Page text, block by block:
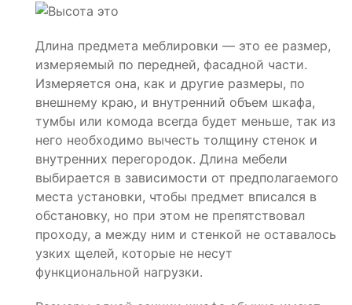
Длина предмета меблировки — это ее размер,
измеряемый по передней, фасадной части.
Измеряется она, как и другие размеры, по
внешнему краю, и внутренний объем шкафа,
тумбы или комода всегда будет меньше, так из
него необходимо вычесть толщину стенок и
внутренних перегородок. Длина мебели
выбирается в зависимости от предполагаемого
места установки, чтобы предмет вписался в
обстановку, но при этом не препятствовал
проходу, а между ним и стенкой не оставалось
узких щелей, которые не несут
функциональной нагрузки.